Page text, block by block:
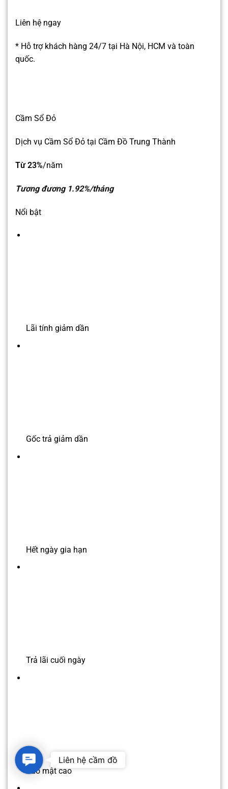
Liên hệ ngay
* Hỗ trợ khách hàng 24/7 tại Hà Nội, HCM và toàn
quốc.
Cầm Sổ Đỏ
Dịch vụ Cầm Sổ Đỏ tại Cầm Đồ Trung Thành
Từ 23%/năm
Tương đương 1.92%/tháng
Nổi bật
Lãi tính giảm dần
Gốc trả giảm dần
Hết ngày gia hạn
Trả lãi cuối ngày
Bảo mật cao
Contact
Us
Liên hệ cầm đồ